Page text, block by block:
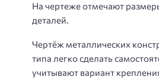
На чертеже отмечают
деталей.
Чертёж металлических
типа легко сделать
учитывают вариант